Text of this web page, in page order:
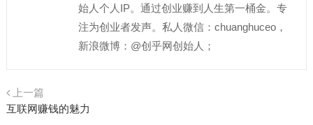
始人个人IP。通过创业赚到人生第一桶金。专
注为创业者发声。私人微信：chuanghuceo，
新浪微博：@创乎网创始人；
上一篇
互联网赚钱的魅力